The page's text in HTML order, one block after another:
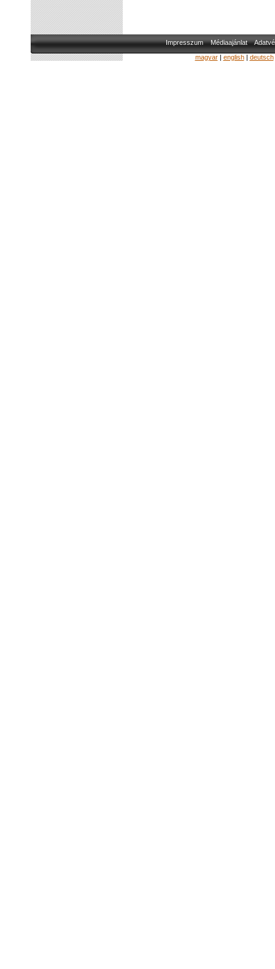
Impresszum Médiaajánlat
magyar| english| deutsch